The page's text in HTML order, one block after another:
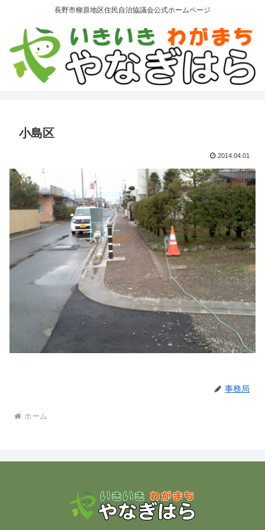
長野市柳原地区住民自治協議会公式ホームページ
小島区
2014.04.01
事務局
ホーム